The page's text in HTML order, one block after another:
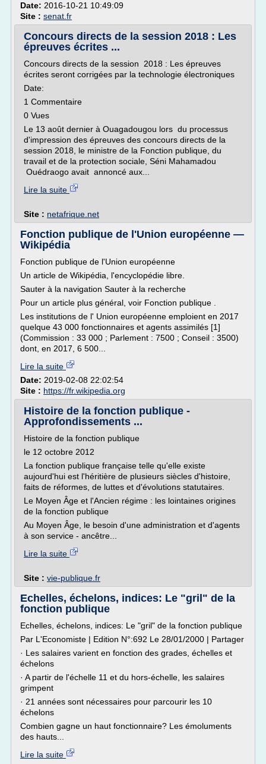
Date: 2016-10-21 10:49:09
Site : senat.fr
Concours directs de la session 2018 : Les
épreuves écrites ...
Concours directs de la session 2018 : Les épreuves
écrites seront corrigées par la technologie électroniques
Date:
1 Commentaire
0 Vues
Le 13 août dernier à Ouagadougou lors du processus
d'impression des épreuves des concours directs de la
session 2018, le ministre de la Fonction publique, du
travail et de la protection sociale, Séni Mahamadou
Ouédraogo avait annoncé aux...
Lire la suite
Site : netafrique.net
Fonction publique de l'Union européenne —
Wikipédia
Fonction publique de l'Union européenne
Un article de Wikipédia, l'encyclopédie libre.
Sauter à la navigation Sauter à la recherche
Pour un article plus général, voir Fonction publique .
Les institutions de l' Union européenne emploient en 2017
quelque 43 000 fonctionnaires et agents assimilés [1]
(Commission : 33 000 ; Parlement : 7500 ; Conseil : 3500)
dont, en 2017, 6 500...
Lire la suite
Date: 2019-02-08 22:02:54
Site : https://fr.wikipedia.org
Histoire de la fonction publique -
Approfondissements ...
Histoire de la fonction publique
le 12 octobre 2012
La fonction publique française telle qu'elle existe
aujourd'hui est l'héritière de plusieurs siècles d'histoire,
faits de réformes, de luttes et d'évolutions statutaires.
Le Moyen Âge et l'Ancien régime : les lointaines origines
de la fonction publique
Au Moyen Âge, le besoin d'une administration et d'agents
à son service - ancêtre...
Lire la suite
Site : vie-publique.fr
Echelles, échelons, indices: Le "gril" de la
fonction publique
Echelles, échelons, indices: Le "gril" de la fonction publique
Par L'Economiste | Edition N°:692 Le 28/01/2000 | Partager
· Les salaires varient en fonction des grades, échelles et
échelons
· A partir de l'échelle 11 et du hors-échelle, les salaires
grimpent
· 21 années sont nécessaires pour parcourir les 10
échelons
Combien gagne un haut fonctionnaire? Les émoluments
des hauts...
Lire la suite